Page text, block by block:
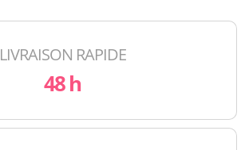
LIVRAISON RAPIDE
48 h